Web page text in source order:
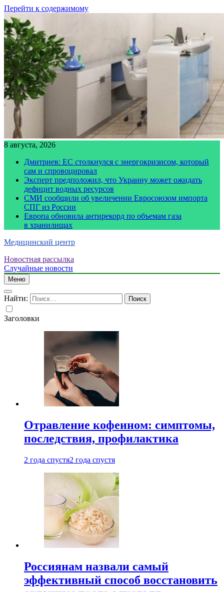
Перейти к содержимому
8 августа, 2026
Дмитриев: ЕС столкнулся с энергокризисом, который
сам и спровоцировал
Эксперт предположил, что Украину может ожидать
дефицит водных ресурсов
СМИ сообщили об увеличении Евросоюзом импорта
СПГ из России
Европа обновила антирекорд по объемам газа
в хранилищах
Медицинский центр
Новостная рассылка
Случайные новости
Меню
Найти:
Заголовки
Отравление кофеином: симптомы,
последствия, профилактика
2 года спустя2 года спустя
Россиянам назвали самый
эффективный способ восстановить